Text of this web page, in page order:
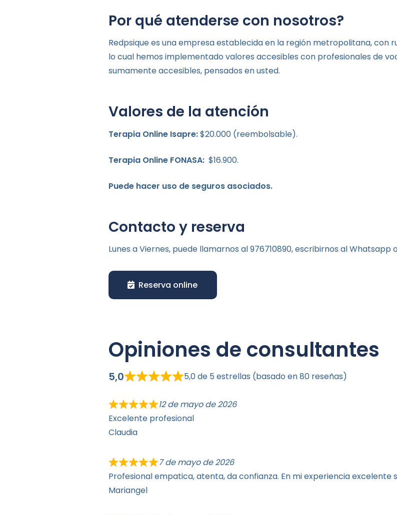
Por qué atenderse con nosotros?
Redpsique es una empresa establecida en la región metropolitana, con
lo cual hemos implementado valores accesibles con profesionales de
sumamente accesibles, pensados en usted.
Valores de la atención
Terapia Online Isapre:$20.000 (reembolsable).
Terapia Online FONASA: $16.900.
Puede hacer uso de seguros asociados.
Contacto y reserva
Lunes a Viernes, puede llamarnos al 976710890, escribirnos al
Reserva online
Opiniones de consultantes
5,0 5,0 de 5 estrellas (basado en 80 reseñas)
12 de mayo de 2026
Excelente profesional
Claudia
7 de mayo de 2026
Profesional empatica, atenta, da confianza. En mi experiencia excelente
Mariangel